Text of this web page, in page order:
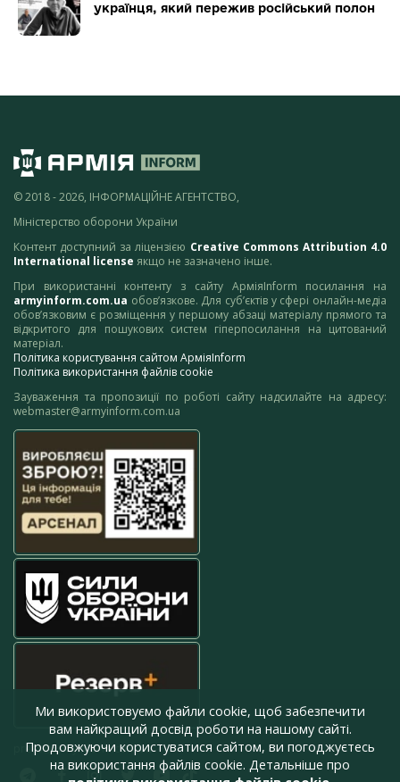
українця, який пережив російський полон
© 2018 - 2026, ІНФОРМАЦІЙНЕ АГЕНТСТВО,
Міністерство оборони України
Контент доступний за ліцензією Creative Commons Attribution 4.0
International license якщо не зазначено інше.
При використанні контенту з сайту АрміяInform посилання на
armyinform.com.ua обов’язкове. Для суб’єктів у сфері онлайн-медіа
обов’язковим є розміщення у першому абзаці матеріалу прямого та
відкритого для пошукових систем гіперпосилання на цитований
матеріал.
Політика користування сайтом АрміяInform
Політика використання файлів cookie
Зауваження та пропозиції по роботі сайту надсилайте на адресу:
webmaster@armyinform.com.ua
press@armyinform.com.ua
Ми використовуємо файли cookie, щоб забезпечити
вам найкращий досвід роботи на нашому сайті.
Продовжуючи користуватися сайтом, ви погоджуєтесь
на використання файлів cookie. Детальніше про